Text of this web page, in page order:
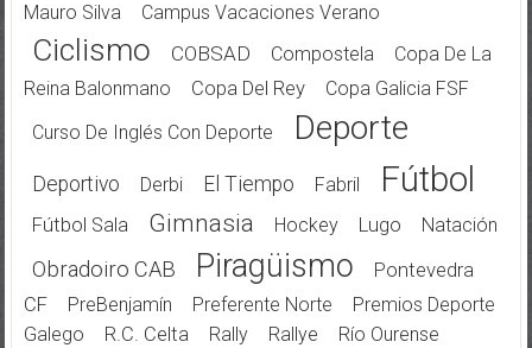
Mauro Silva
Campus Vacaciones Verano
Ciclismo COBSAD Compostela
Copa De La
Reina Balonmano
Copa Del Rey
Copa Galicia FSF
Curso De Inglés Con Deporte
Deporte
Deportivo Derbi El Tiempo Fabril Fútbol
Fútbol Sala Gimnasia Hockey Lugo Natación
Obradoiro CAB Piragüismo
Pontevedra
CF
PreBenjamín Preferente Norte
Premios Deporte
Galego
R.C. Celta Rally Rallye
Río Ourense